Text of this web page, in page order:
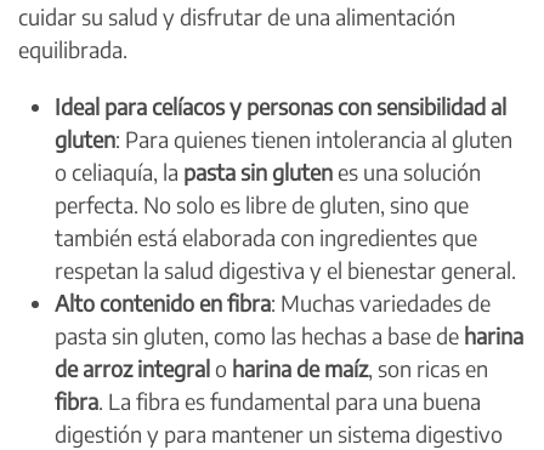
cuidar su salud y disfrutar de una alimentación
equilibrada.
Ideal para celíacos y personas con sensibilidad al
gluten: Para quienes tienen intolerancia al gluten
o celiaquía, la pasta sin gluten es una solución
perfecta. No solo es libre de gluten, sino que
también está elaborada con ingredientes que
respetan la salud digestiva y el bienestar general.
Alto contenido en fibra: Muchas variedades de
pasta sin gluten, como las hechas a base de harina
de arroz integral o harina de maíz, son ricas en
fibra. La fibra es fundamental para una buena
digestión y para mantener un sistema digestivo